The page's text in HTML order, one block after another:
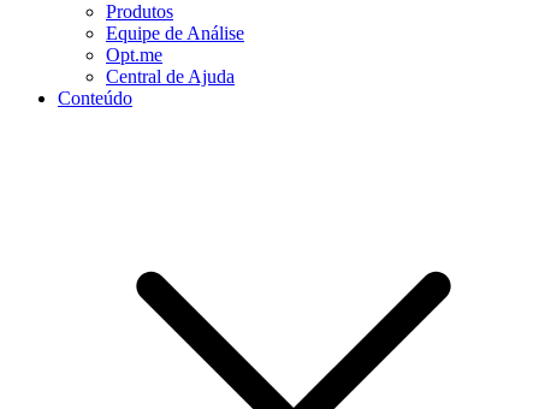
Produtos
Equipe de Análise
Opt.me
Central de Ajuda
Conteúdo